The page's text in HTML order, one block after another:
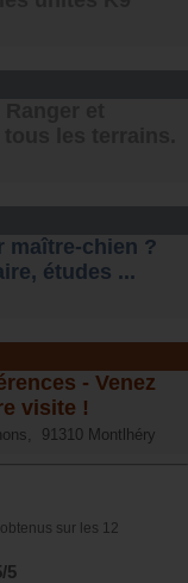
maître-chien ?
études ...
- Venez
visite !
91310 Montlhéry
sur les 12
5